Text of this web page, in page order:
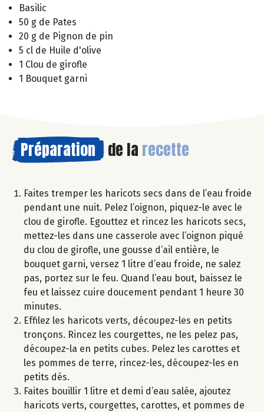
Basilic
50 g de Pates
20 g de Pignon de pin
5 cl de Huile d'olive
1 Clou de girofle
1 Bouquet garni
Préparation de la recette
Faites tremper les haricots secs dans de l’eau froide
pendant une nuit. Pelez l’oignon, piquez-le avec le
clou de girofle. Egouttez et rincez les haricots secs,
mettez-les dans une casserole avec l’oignon piqué
du clou de girofle, une gousse d’ail entière, le
bouquet garni, versez 1 litre d’eau froide, ne salez
pas, portez sur le feu. Quand l’eau bout, baissez le
feu et laissez cuire doucement pendant 1 heure 30
minutes.
Effilez les haricots verts, découpez-les en petits
tronçons. Rincez les courgettes, ne les pelez pas,
découpez-la en petits cubes. Pelez les carottes et
les pommes de terre, rincez-les, découpez-les en
petits dés.
Faites bouillir 1 litre et demi d’eau salée, ajoutez
haricots verts, courgettes, carottes, et pommes de